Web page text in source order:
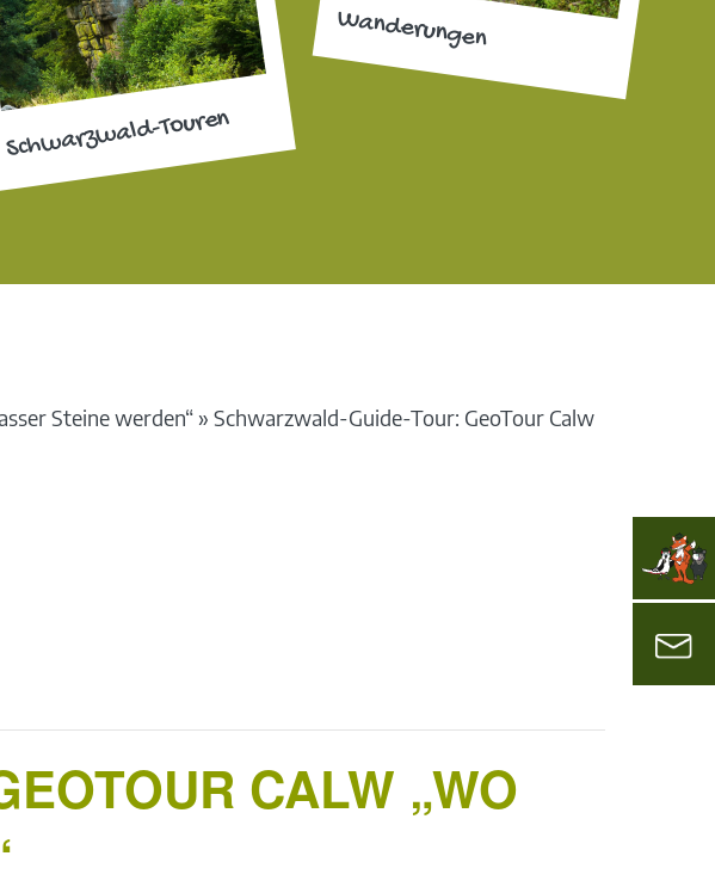
Wanderungen
Schwarzwald-Touren
Steine werden“» Schwarzwald-Guide-Tour: GeoTour Calw
CALW „WO